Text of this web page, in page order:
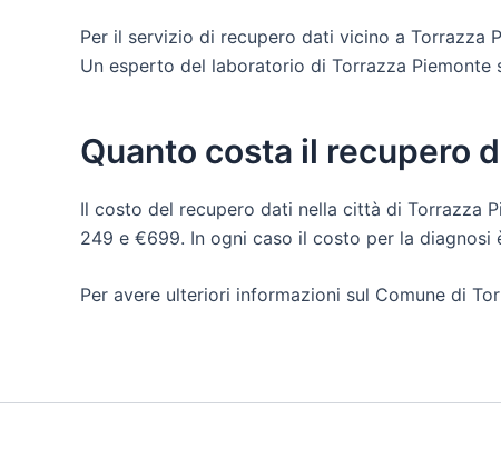
Per il servizio di recupero dati vicino a Torrazza
Un esperto del laboratorio di Torrazza
Quanto costa il recupero
Il costo del recupero dati nella città di Torrazza
249 e €699. In ogni caso il costo per la diagnosi
Per avere ulteriori informazioni sul Comune di